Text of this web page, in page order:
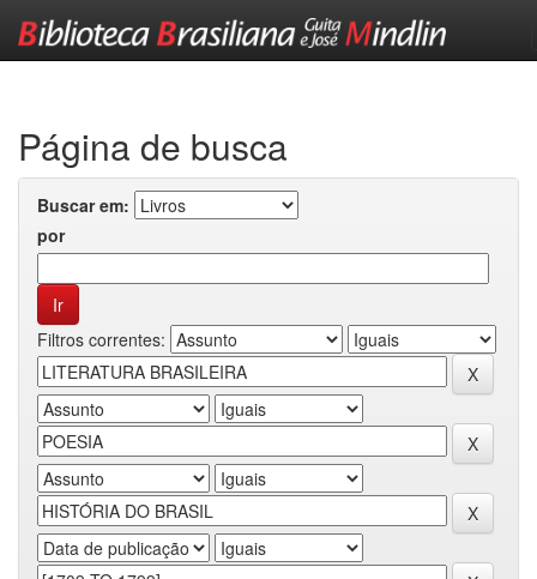
Página de busca
Buscar em:
por
Filtros correntes: